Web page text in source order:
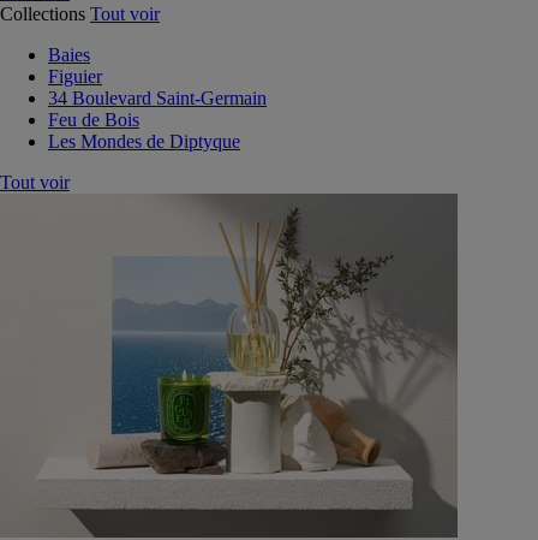
Collections Tout voir
Baies
Figuier
34 Boulevard Saint-Germain
Feu de Bois
Les Mondes de Diptyque
Tout voir